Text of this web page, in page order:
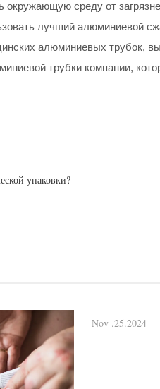
среду от
лучший алюминиевой
алюминиевых трубок,
трубки компании,
упаковки?
Nov .25.2024